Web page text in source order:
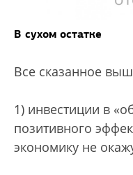
В сухом остатке
Все сказанное
1) инвестиции в
позитивного
экономику не